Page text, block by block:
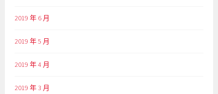
2019 年 6 月
2019 年 5 月
2019 年 4 月
2019 年 3 月